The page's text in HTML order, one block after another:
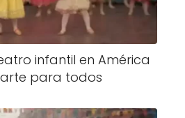
infantil en América
arte para todos